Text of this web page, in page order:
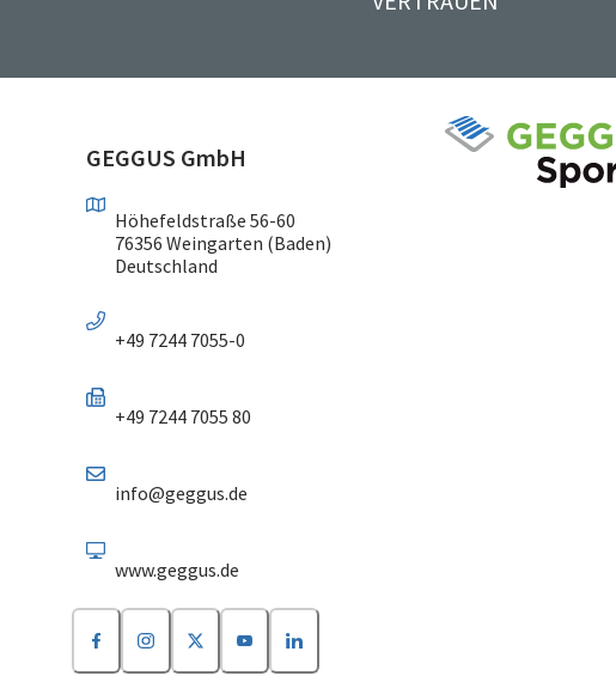
GEGGUS GmbH
Höhefeldstraße 56-60
76356 Weingarten (Baden)
Deutschland
+49 7244 7055-0
+49 7244 7055 80
info@geggus.de
www.geggus.de